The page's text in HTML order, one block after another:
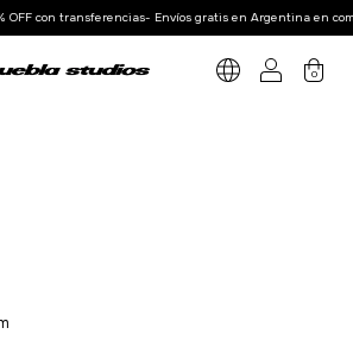
OFF con transferencias- Envíos gratis en Argentina en
0